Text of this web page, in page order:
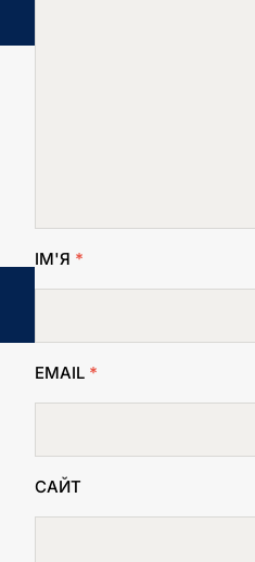
ІМ'Я *
EMAIL *
САЙТ